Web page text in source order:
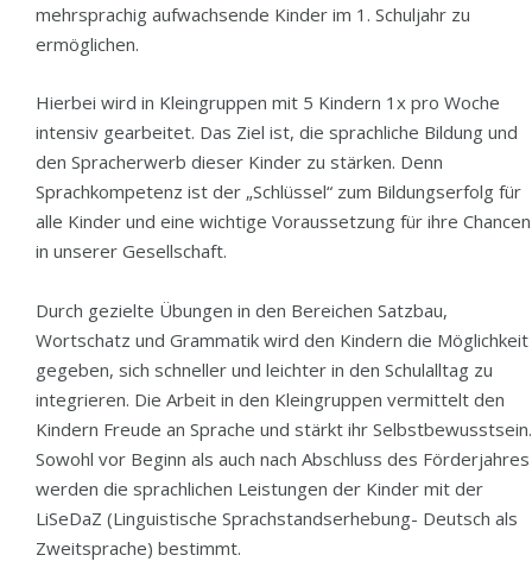
mehrsprachig aufwachsende Kinder im 1. Schuljahr zu
ermöglichen.
Hierbei wird in Kleingruppen mit 5 Kindern 1x pro Woche
intensiv gearbeitet. Das Ziel ist, die sprachliche Bildung und
den Spracherwerb dieser Kinder zu stärken. Denn
Sprachkompetenz ist der „Schlüssel“ zum Bildungserfolg für
alle Kinder und eine wichtige Voraussetzung für ihre Chancen
in unserer Gesellschaft.
Durch gezielte Übungen in den Bereichen Satzbau,
Wortschatz und Grammatik wird den Kindern die Möglichkeit
gegeben, sich schneller und leichter in den Schulalltag zu
integrieren. Die Arbeit in den Kleingruppen vermittelt den
Kindern Freude an Sprache und stärkt ihr Selbstbewusstsein.
Sowohl vor Beginn als auch nach Abschluss des Förderjahres
werden die sprachlichen Leistungen der Kinder mit der
LiSeDaZ (Linguistische Sprachstandserhebung- Deutsch als
Zweitsprache) bestimmt.